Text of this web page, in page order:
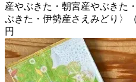
産やぶきた・朝宮産やぶきた
ぶきた・伊勢産さえみどり〉
円